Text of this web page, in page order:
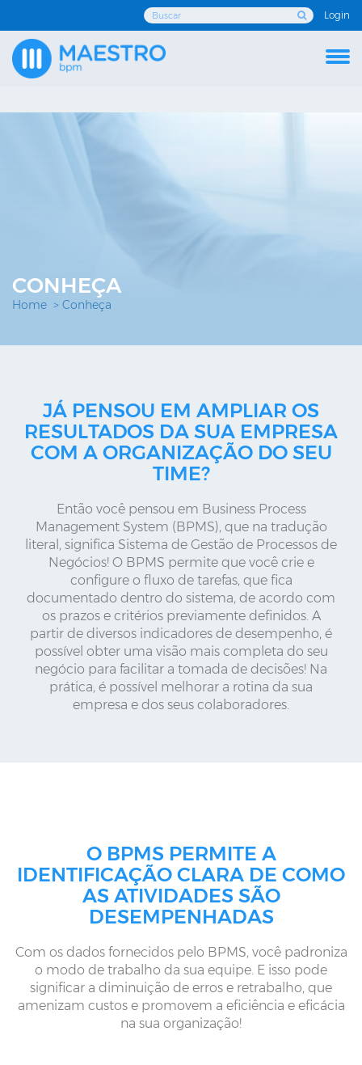
Enviar
Login
CONHEÇA
Home Conheça
JÁ PENSOU EM AMPLIAR OS
RESULTADOS DA SUA EMPRESA
COM A ORGANIZAÇÃO DO SEU
TIME?
Então você pensou em Business Process
Management System (BPMS), que na tradução
literal, significa Sistema de Gestão de Processos de
Negócios! O BPMS permite que você crie e
configure o fluxo de tarefas, que fica
documentado dentro do sistema, de acordo com
os prazos e critérios previamente definidos. A
partir de diversos indicadores de desempenho, é
possível obter uma visão mais completa do seu
negócio para facilitar a tomada de decisões! Na
prática, é possível melhorar a rotina da sua
empresa e dos seus colaboradores.
O BPMS PERMITE A
IDENTIFICAÇÃO CLARA DE COMO
AS ATIVIDADES SÃO
DESEMPENHADAS
Com os dados fornecidos pelo BPMS, você padroniza
o modo de trabalho da sua equipe. E isso pode
significar a diminuição de erros e retrabalho, que
amenizam custos e promovem a eficiência e eficácia
na sua organização!